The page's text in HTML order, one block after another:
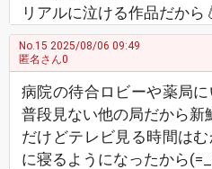
リアルに泣ける作品だから
No.15 2025/08/06 09:49
匿名さん0
病院の待合ロビーや薬局
普段見ない他の局だから新
だけどテレビ見る時間は
に寝るようになったから